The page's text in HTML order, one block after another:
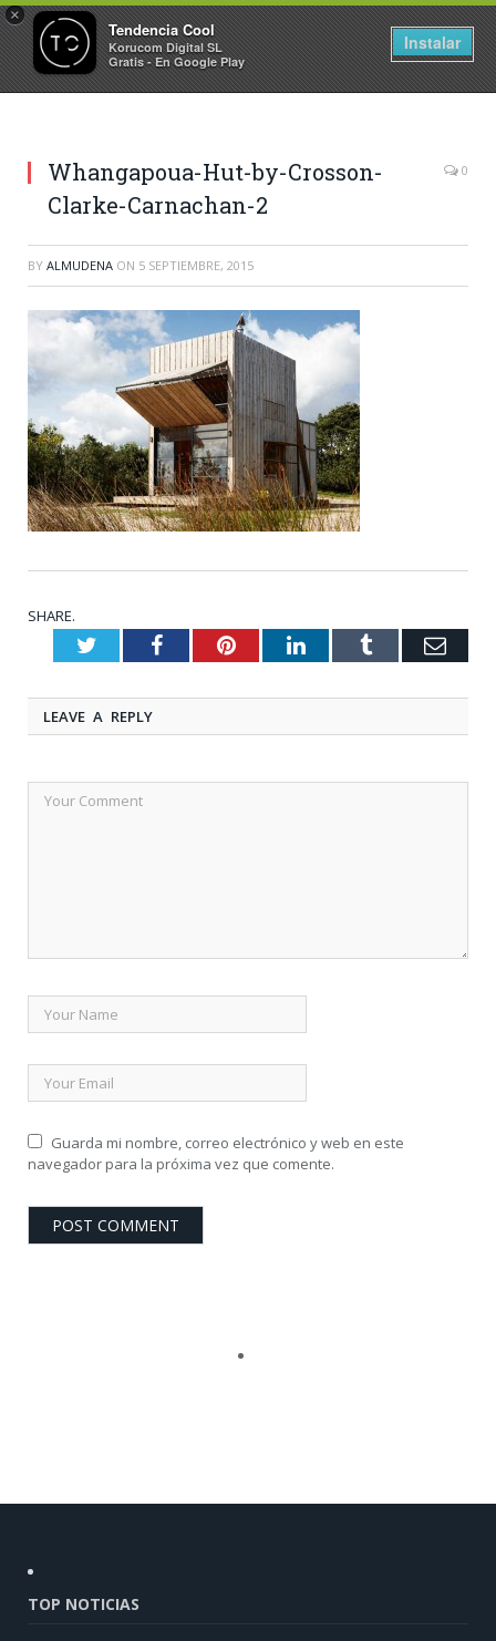
×
Tendencia Cool
Korucom Digital SL
Gratis - En Google Play
Instalar
Whangapoua-Hut-by-Crosson-
Clarke-Carnachan-2
0
BY ALMUDENA ON 5 SEPTIEMBRE, 2015
SHARE.
TwitterFacebookPinterestLinkedInTumblr
LEAVE A REPLY
Guarda mi nombre, correo electrónico y web en este
navegador para la próxima vez que comente.
TOP NOTICIAS